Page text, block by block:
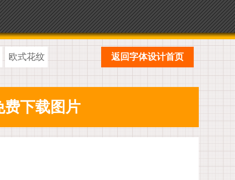
欧式花纹 返回字体设计首页